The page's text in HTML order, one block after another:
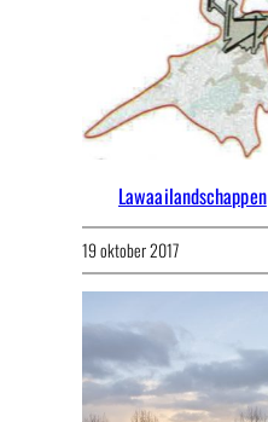
Lawaailandschappen
19 oktober 2017